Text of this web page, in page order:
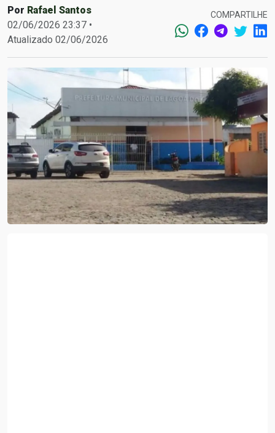
Por Rafael Santos
02/06/2026 23:37 •
Atualizado 02/06/2026
COMPARTILHE